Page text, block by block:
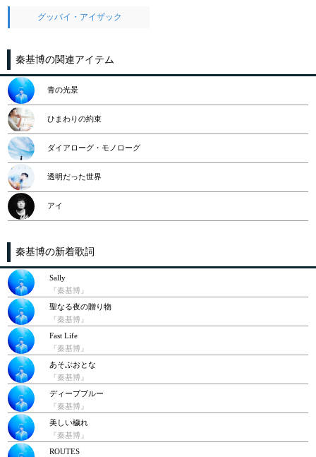
グッバイ・アイザック
秦基博の関連アイテム
青の光景
ひまわりの約束
ダイアローグ・モノローグ
透明だった世界
アイ
秦基博の新着歌詞
Sally
『秦基博』
聖なる夜の贈り物
『秦基博』
Fast Life
『秦基博』
あそぶおとな
『秦基博』
ディープブルー
『秦基博』
美しい穢れ
『秦基博』
ROUTES